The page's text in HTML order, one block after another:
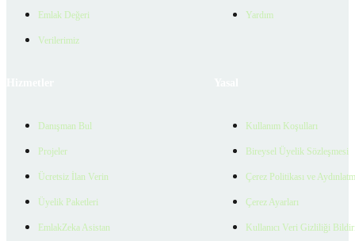
Emlak Değeri
Verilerimiz
Yardım
Danışman Bul
Projeler
Ücretsiz İlan Verin
Üyelik Paketleri
EmlakZeka Asistan
Kullanım Koşulları
Bireysel Üyelik Sözleşmesi
Çerez Politikası ve
Çerez Ayarları
Kullanıcı Veri Gizliliği